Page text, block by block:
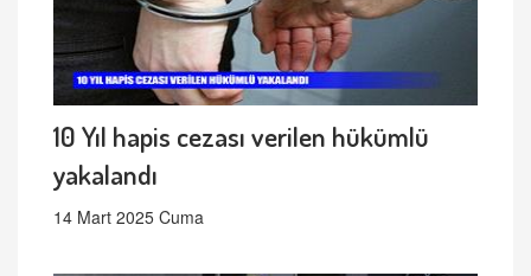
10 Yıl hapis cezası verilen hükümlü
yakalandı
14 Mart 2025 Cuma